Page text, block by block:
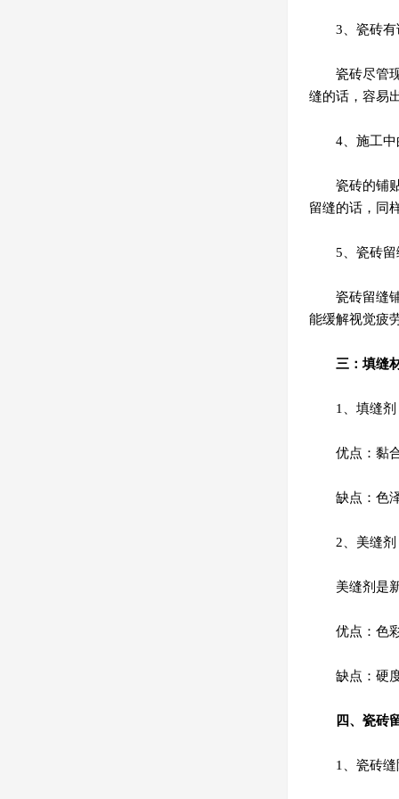
3、瓷砖
瓷砖尽管
缝的话，容易
4、施工
瓷砖的铺
留缝的话，同
5、瓷砖
瓷砖留缝
能缓解视觉疲
三：填缝
1、填缝剂
优点：黏
缺点：色
2、美缝剂
美缝剂是
优点：色
缺点：硬
四、瓷砖
1、瓷砖